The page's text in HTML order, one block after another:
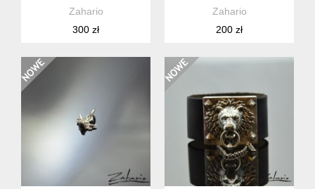
Zahario
300 zł
Zahario
200 zł